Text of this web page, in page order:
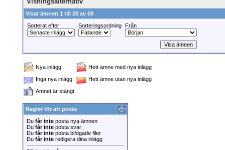
Visar ämnen 1 till 20 av 59
Sorterat efter
Sorteringsordning Från
Nya inlägg
Hett ämne med nya inlägg
Inga nya inlägg
Hett ämne utan nya inlägg
Ämnet är stängt
Regler för att posta
Du får inte posta nya ämnen
Du får inte posta svar
Du får inte posta bifogade filer
Du får inte redigera dina inlägg